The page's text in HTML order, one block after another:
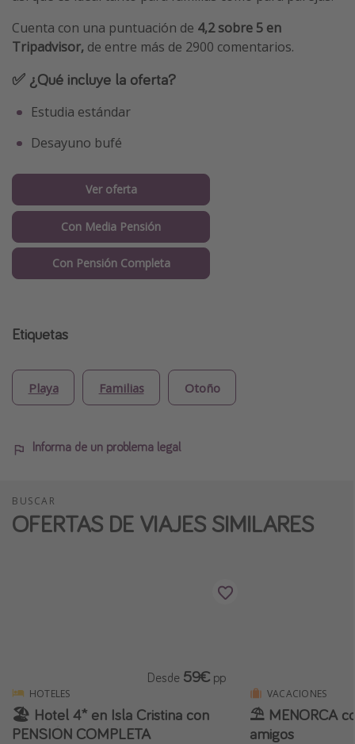
Cuenta con una puntuación de 4,2 sobre 5 en
Tripadvisor, de entre más de 2900 comentarios.
✅ ¿Qué incluye la oferta?
Estudia estándar
Desayuno bufé
Ver oferta
Con Media Pensión
Con Pensión Completa
Etiquetas
Playa Familias Otoño
Informa de un problema legal
BUSCAR
OFERTAS DE VIAJES SIMILARES
HOTELES
🏖️ Hotel 4* en Isla Cristina con
PENSIÓN COMPLETA
Desde 59€ pp
VACACIONES
⛱️ MENORCA
amigos